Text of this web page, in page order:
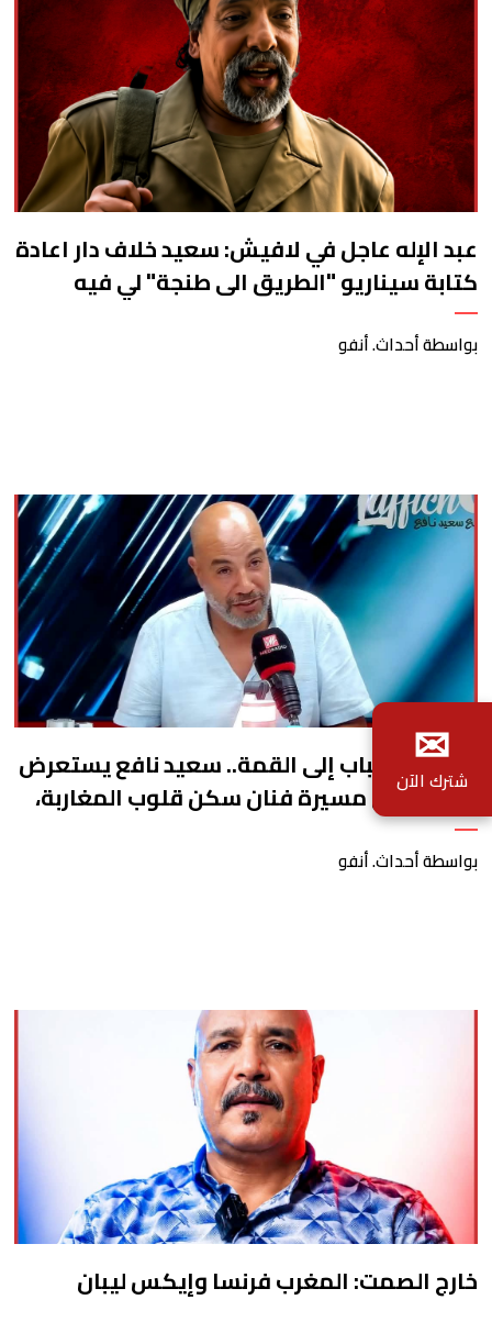
عبد الإله عاجل في لافيش: سعيد خلاف دار اعادة
كتابة سيناريو "الطريق الى طنجة" لي فيه
شخصية الشارجان عيسى، وقلت ليه غير اكتب
واعتمد على النكتة الحدث وكوميديا المواقف،
بواسطة أحداث. أنفو
من دار الشباب إلى القمة.. سعيد نافع يستعرض
في لافيش مسيرة فنان سكن قلوب المغاربة،
عبد الإله عاجل.. "سبع الخشبة" الذي اختزل
الحياة في مشهد
بواسطة أحداث. أنفو
خارج الصمت: المغرب فرنسا وإيكس ليبان
✉
شترك الآن